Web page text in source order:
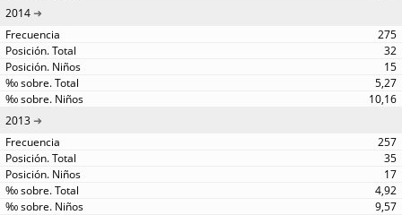
2014
275
32
15
5,27
10,16
2013
257
35
17
4,92
9,57